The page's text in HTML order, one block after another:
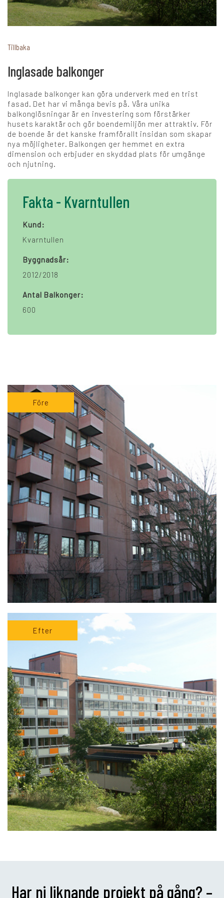
+
Språk:
SV DK NO FI DE
NL UK CH PL
Tillbaka
Inglasade balkonger
Inglasade balkonger kan göra underverk med en trist
fasad. Det har vi många bevis på. Våra unika
balkonglösningar är en investering som förstärker
husets karaktär och gör boendemiljön mer attraktiv. För
de boende är det kanske framförallt insidan som skapar
nya möjligheter. Balkongen ger hemmet en extra
dimension och erbjuder en skyddad plats för umgänge
och njutning.
Fakta - Kvarntullen
Kund:
Kvarntullen
Byggnadsår:
2012/2018
Antal Balkonger:
600
Före
Efter
Har ni liknande projekt på gång? –